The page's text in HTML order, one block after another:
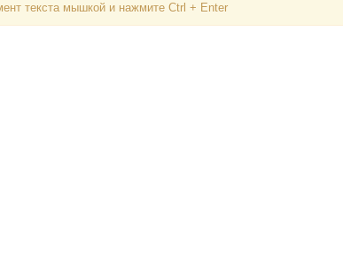
текста мышкой и нажмите Ctrl + Enter